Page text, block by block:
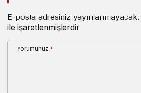
E-posta adresiniz yayınlanmayacak.
ile işaretlenmişlerdir
Yorumunuz *